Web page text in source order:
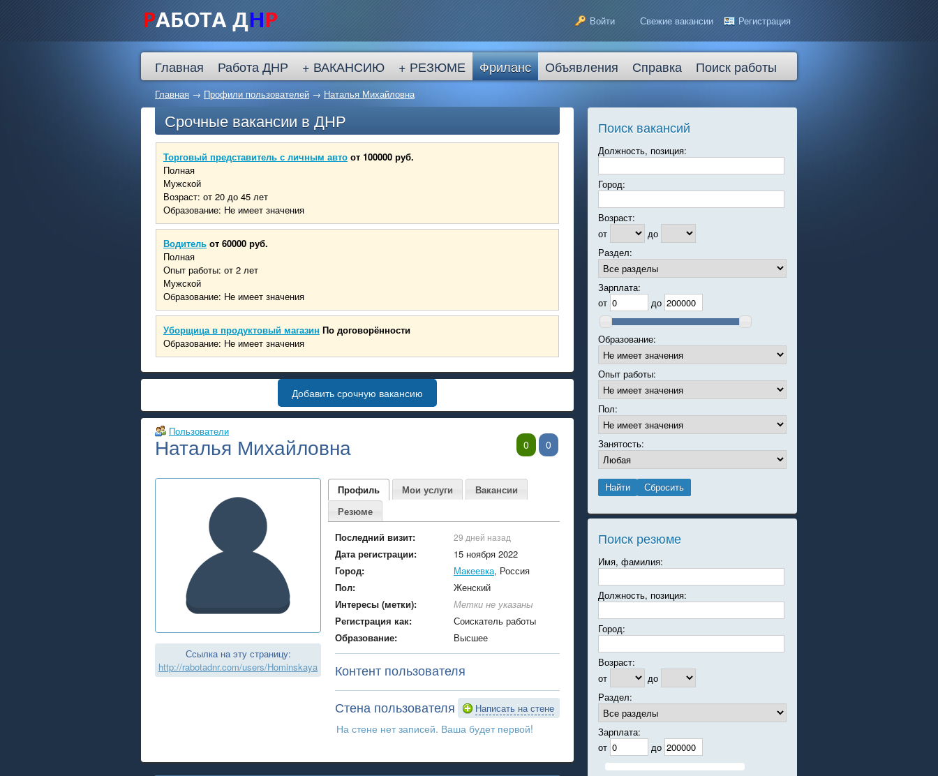
Войти Свежие вакансии Регистрация
Главная Работа ДНР + ВАКАНСИЮ + РЕЗЮМЕ Фриланс Объявления Справка Поиск работы
Главная → Профили пользователей → Наталья Михайловна
Срочные вакансии в ДНР
Торговый представитель с личным авто от 100000 руб.
Полная
Мужской
Возраст: от 20 до 45 лет
Образование: Не имеет значения
Водитель от 60000 руб.
Полная
Опыт работы: от 2 лет
Мужской
Образование: Не имеет значения
Уборщица в продуктовый магазин По договорённости
Образование: Не имеет значения
Добавить срочную вакансию
0 0
Пользователи
Наталья Михайловна
Ссылка на эту страницу:
http://rabotadnr.com/users/Hominskaya
Профиль Мои услуги
Вакансии
Резюме
Последний визит:
29 дней назад
Дата регистрации:
15 ноября 2022
Город:
Макеевка, Россия
Пол:
Женский
Интересы (метки):
Метки не указаны
Регистрация как:
Соискатель работы
Образование:
Высшее
Контент пользователя
Стена пользователя Написать на стене
На стене нет записей. Ваша будет первой!
Поиск вакансий
Должность, позиция:
Город:
Возраст:
от
до
Раздел:
Зарплата:
от
до
Образование:
Опыт работы:
Пол:
Занятость:
Поиск резюме
Имя, фамилия:
Должность, позиция:
Город:
Возраст:
от
до
Раздел:
Зарплата:
от
до